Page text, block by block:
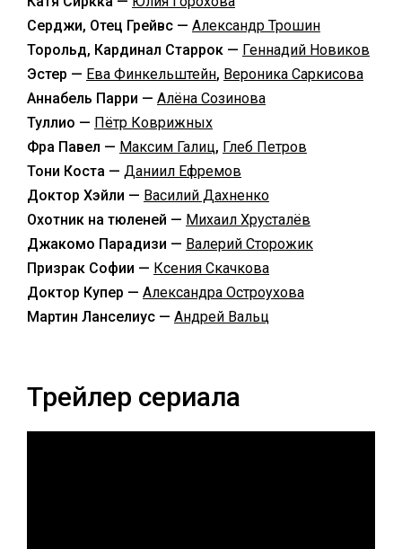
Серджи, Отец Грейвс — Александр Трошин
Торольд, Кардинал Старрок — Геннадий Новиков
Эстер — Ева Финкельштейн, Вероника Саркисова
Аннабель Парри — Алёна Созинова
Туллио — Пётр Коврижных
Фра Павел — Максим Галиц, Глеб Петров
Тони Коста — Даниил Ефремов
Доктор Хэйли — Василий Дахненко
Охотник на тюленей — Михаил Хрусталёв
Джакомо Парадизи — Валерий Сторожик
Призрак Софии — Ксения Скачкова
Доктор Купер — Александра Остроухова
Мартин Ланселиус — Андрей Вальц
Трейлер сериала